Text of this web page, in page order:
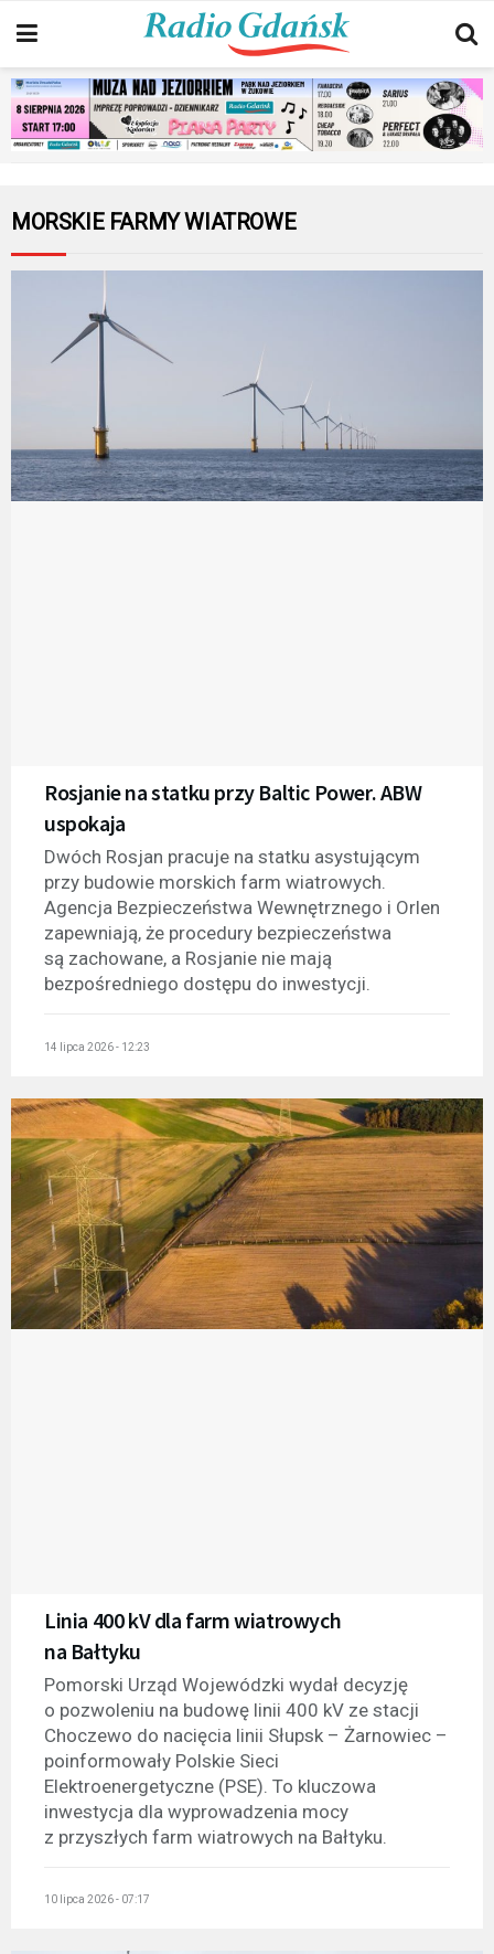
MORSKIE FARMY WIATROWE
Rosjanie na statku przy Baltic Power. ABW
uspokaja
Dwóch Rosjan pracuje na statku asystującym
przy budowie morskich farm wiatrowych.
Agencja Bezpieczeństwa Wewnętrznego i Orlen
zapewniają, że procedury bezpieczeństwa
są zachowane, a Rosjanie nie mają
bezpośredniego dostępu do inwestycji.
14 lipca 2026 - 12:23
Linia 400 kV dla farm wiatrowych
na Bałtyku
Pomorski Urząd Wojewódzki wydał decyzję
o pozwoleniu na budowę linii 400 kV ze stacji
Choczewo do nacięcia linii Słupsk – Żarnowiec –
poinformowały Polskie Sieci
Elektroenergetyczne (PSE). To kluczowa
inwestycja dla wyprowadzenia mocy
z przyszłych farm wiatrowych na Bałtyku.
10 lipca 2026 - 07:17